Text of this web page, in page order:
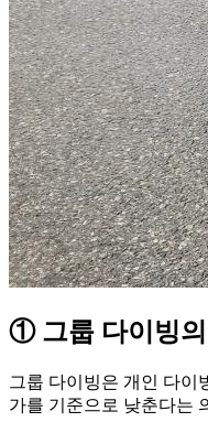
① 그룹 다이빙
그룹 다이빙은 개인 다이
가를 기준으로 낮춘다는